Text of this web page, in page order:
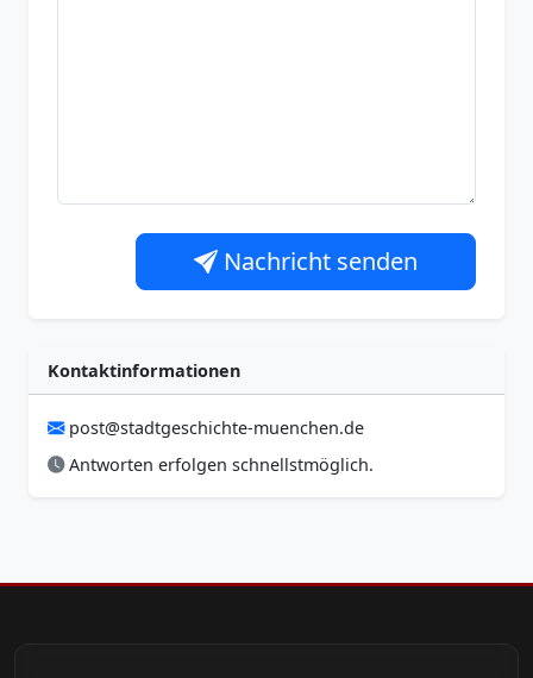
Nachricht senden
Kontaktinformationen
post@stadtgeschichte-muenchen.de
Antworten erfolgen schnellstmöglich.